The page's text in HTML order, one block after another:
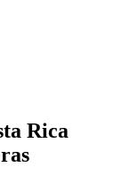
Rica